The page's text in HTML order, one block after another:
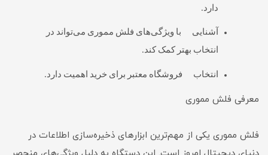
دارد.
آشنایی با ویژگی‌های فلش مموری می‌تواند در
انتخاب بهتر کمک کند.
انتخاب فروشگاه معتبر برای خرید اهمیت دارد.
معرفی فلش مموری
فلش مموری یکی از مهم‌ترین ابزارهای ذخیره‌سازی اطلاعات در